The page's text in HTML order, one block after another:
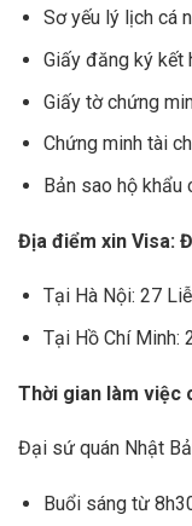
Sơ yếu lý lịch cá
Giấy đăng ký kết
Giấy tờ chứng
Chứng minh tài
Bản sao hộ khẩu
Địa điểm xin Visa:
Tại Hà Nội: 27
Tại Hồ Chí Minh:
Thời gian làm việc
Đại sứ quán Nhật
Buổi sáng từ